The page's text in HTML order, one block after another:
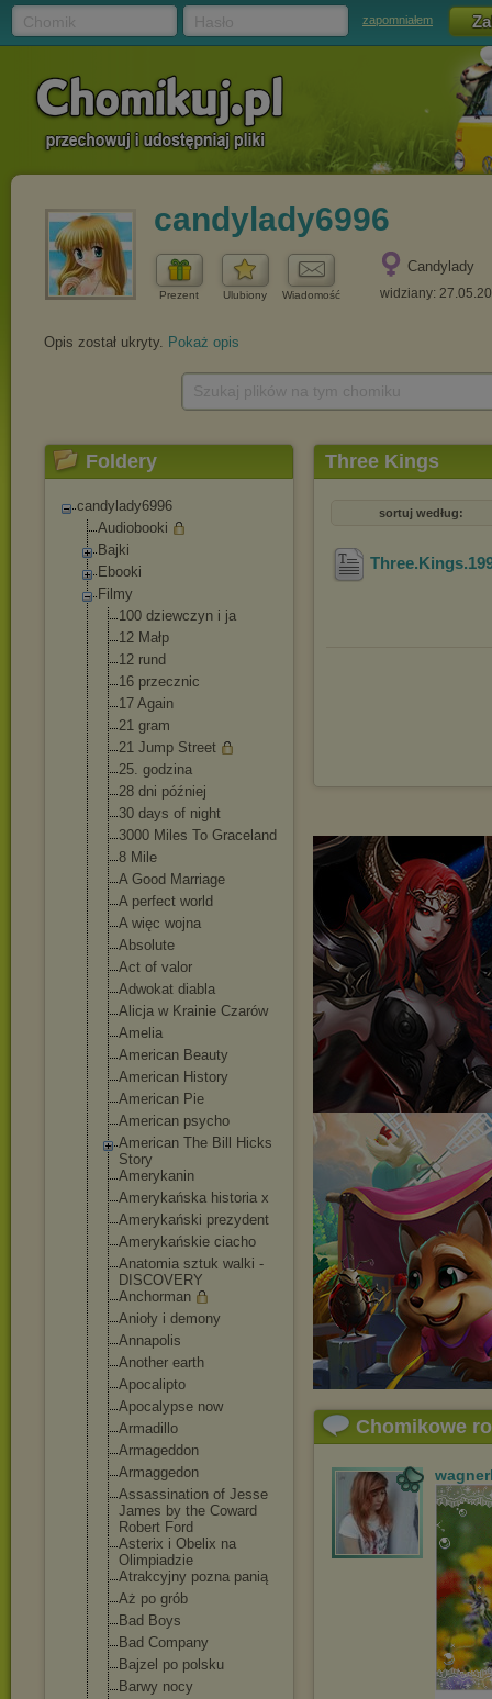
zapomniałem
candylady6996
Prezent Ulubiony Wiadomość
Candylady
widziany:
Opis został ukryty. Pokaż opis
Foldery
candylady6996
Audiobooki
Bajki
Ebooki
Filmy
100 dziewczyn i ja
12 Małp
12 rund
16 przecznic
17 Again
21 gram
21 Jump Street
25. godzina
28 dni później
30 days of night
3000 Miles To Graceland
8 Mile
A Good Marriage
A perfect world
A więc wojna
Absolute
Act of valor
Adwokat diabla
Alicja w Krainie Czarów
Amelia
American Beauty
American History
American Pie
American psycho
American The Bill Hicks
Story
Amerykanin
Amerykańska historia x
Amerykański prezydent
Amerykańskie ciacho
Anatomia sztuk walki -
DISCOVERY
Anchorman
Anioły i demony
Annapolis
Another earth
Apocalipto
Apocalypse now
Armadillo
Armageddon
Armaggedon
Assassination of Jesse
James by the Coward
Robert Ford
Asterix i Obelix na
Olimpiadzie
Atrakcyjny pozna panią
Aż po grób
Bad Boys
Bad Company
Bajzel po polsku
Barwy nocy
Three Kings
sortuj według:
Chomikowe